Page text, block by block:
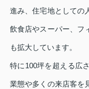
進み、住宅地としての
飲食店やスーパー、フ
も拡大しています。
特に100坪を超える広
業態や多くの来店客を